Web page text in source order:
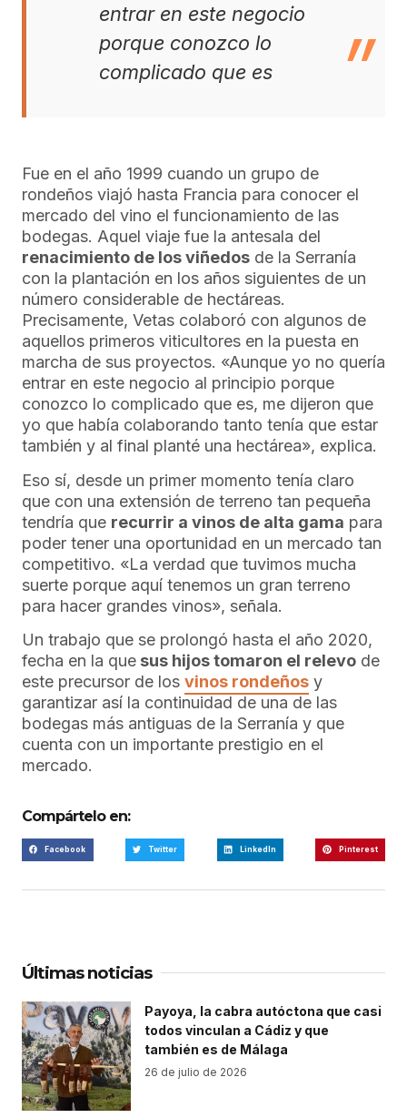
entrar en este negocio
porque conozco lo
complicado que es
Fue en el año 1999 cuando un grupo de
rondeños viajó hasta Francia para conocer el
mercado del vino el funcionamiento de las
bodegas. Aquel viaje fue la antesala del
renacimiento de los viñedos de la Serranía
con la plantación en los años siguientes de un
número considerable de hectáreas.
Precisamente, Vetas colaboró con algunos de
aquellos primeros viticultores en la puesta en
marcha de sus proyectos. «Aunque yo no quería
entrar en este negocio al principio porque
conozco lo complicado que es, me dijeron que
yo que había colaborando tanto tenía que estar
también y al final planté una hectárea», explica.
Eso sí, desde un primer momento tenía claro
que con una extensión de terreno tan pequeña
tendría que recurrir a vinos de alta gama para
poder tener una oportunidad en un mercado tan
competitivo. «La verdad que tuvimos mucha
suerte porque aquí tenemos un gran terreno
para hacer grandes vinos», señala.
Un trabajo que se prolongó hasta el año 2020,
fecha en la que sus hijos tomaron el relevo de
este precursor de los vinos rondeños y
garantizar así la continuidad de una de las
bodegas más antiguas de la Serranía y que
cuenta con un importante prestigio en el
mercado.
Compártelo en:
Facebook Twitter LinkedIn Pinterest
Últimas noticias
Payoya, la cabra autóctona que casi
todos vinculan a Cádiz y que
también es de Málaga
26 de julio de 2026